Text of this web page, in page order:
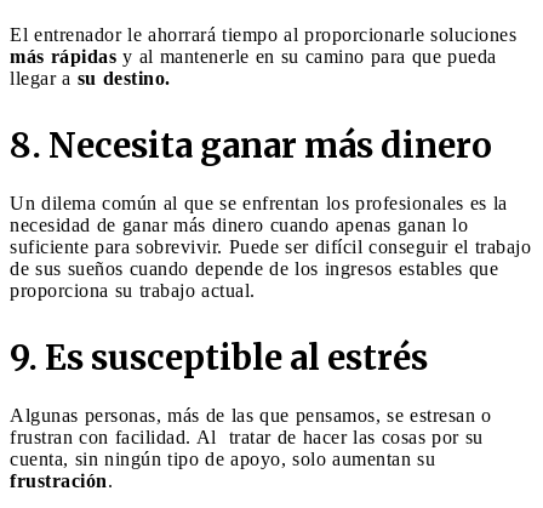
El entrenador le ahorrará tiempo al proporcionarle soluciones
más rápidas y al mantenerle en su camino para que pueda
llegar a su destino.
8. Necesita ganar más dinero
Un dilema común al que se enfrentan los profesionales es la
necesidad de ganar más dinero cuando apenas ganan lo
suficiente para sobrevivir. Puede ser difícil conseguir el trabajo
de sus sueños cuando depende de los ingresos estables que
proporciona su trabajo actual.
9. Es susceptible al estrés
Algunas personas, más de las que pensamos, se estresan o
frustran con facilidad. Al tratar de hacer las cosas por su
cuenta, sin ningún tipo de apoyo, solo aumentan su
frustración.